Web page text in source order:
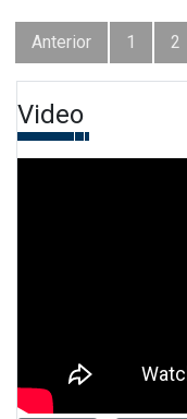
Anterior 1 2
Video